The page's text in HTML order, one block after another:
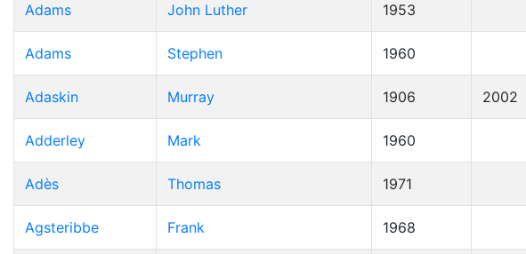
Adams John Luther 1953
Adams Stephen 1960
Adaskin Murray 1906 2002
Adderley Mark 1960
Adès Thomas 1971
Agsteribbe Frank 1968